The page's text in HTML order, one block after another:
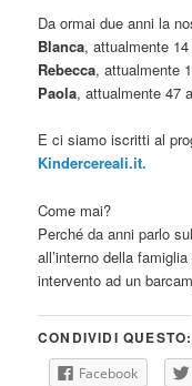
Da ormai due anni la
Blanca, attualmente
Rebecca, attualmente
Paola, attualmente 47
E ci siamo iscritti al
Kindercereali.it.
Come mai?
Perché da anni parlo
all’interno della
intervento ad un
CONDIVIDI QUESTO:
Facebook